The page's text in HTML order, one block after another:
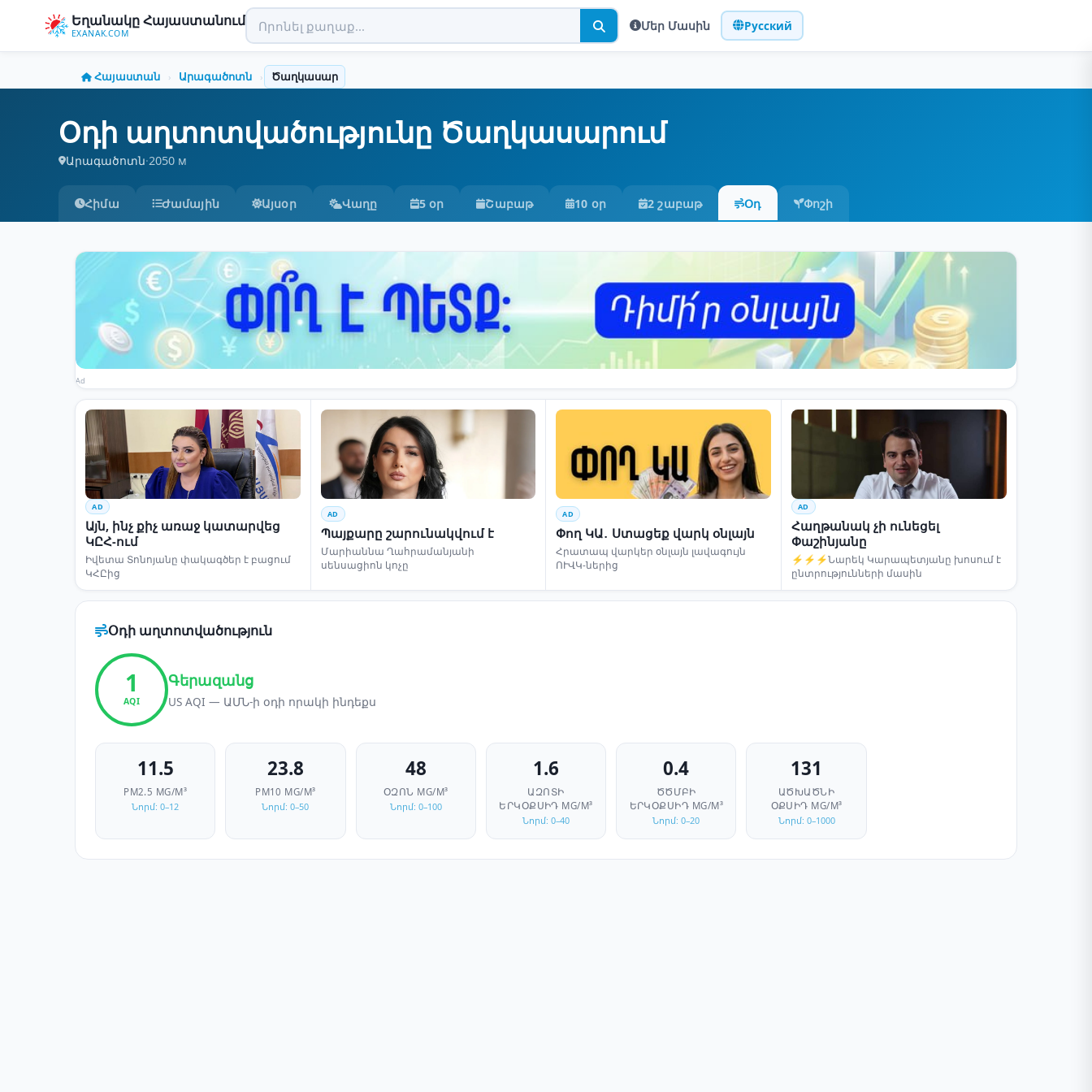
Եղանակը Հայաստանում
EXANAK.COM
Մեր Մասին Русский
Հայաստան › Արագածոտն › Ծաղկասար
Օդի աղտոտվածությունը Ծաղկասարում
Արագածոտն·2050 м
Հիմա Ժամային Այսօր Վաղը 5 օր Շաբաթ 10 օր 2 շաբաթ Օդ Փոշի
Ad
AD
Այն, ինչ քիչ առաջ կատարվեց
ԿԸՀ-ում
Իվետա Տոնոյանը փակագծեր է բացում
ԿՀԸից
AD
Պայքարը շարունակվում է
Մարիաննա Ղահրամանյանի
սենսացիոն կոչը
AD
Փող ԿԱ․ Ստացեք վարկ օնլայն
Հրատապ վարկեր օնլայն լավագույն
ՈՒՎԿ-ներից
AD
Հաղթանակ չի ունեցել
Փաշինյանը
⚡⚡⚡Նարեկ Կարապետյանը խոսում է
ընտրությունների մասին
Օդի աղտոտվածություն
1
AQI
Գերազանց
US AQI — ԱՄՆ-ի օդի որակի ինդեքս
11.5
PM2.5 ΜG/M³
Նորմ: 0–12
23.8
PM10 ΜG/M³
Նորմ: 0–50
48
ՕԶՈՆ ΜG/M³
Նորմ: 0–100
1.6
ԱԶՈՏԻ
ԵՐԿՕՔՍԻԴ ΜG/M³
Նորմ: 0–40
0.4
ԾԾՄԲԻ
ԵՐԿՕՔՍԻԴ ΜG/M³
Նորմ: 0–20
131
ԱԾԽԱԾՆԻ
ՕՔՍԻԴ ΜG/M³
Նորմ: 0–1000